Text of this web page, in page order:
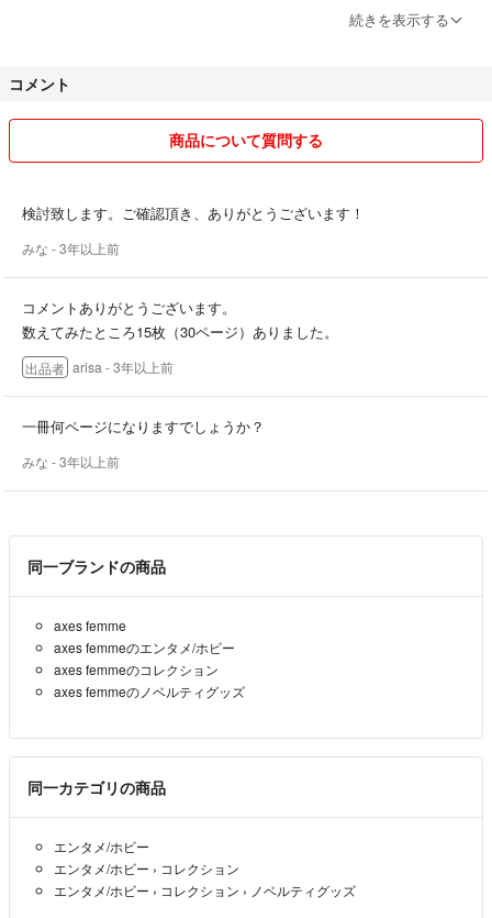
A4の封筒に入るサイズより大きいものに関しては、
詳しい包装方法等は取引の際にご質問ください。
また、商品によっては多少の値下げ交渉は可能なので、お気軽にコメン
価格交渉中などでも、先に購入された方を優先させていただきますの
で、ご了承ください。
続きを表示する
コメント
商品について質問する
検討致します。ご確認頂き、ありがとうございます！
みな - 3年以上前
コメントありがとうございます。
数えてみたところ15枚（30ページ）ありました。
出品者 arisa- 3年以上前
一冊何ページになりますでしょうか？
みな - 3年以上前
同一ブランドの商品
axes femme
axes femmeのエンタメ/ホビー
axes femmeのコレクション
axes femmeのノベルティグッズ
同一カテゴリの商品
エンタメ/ホビー
エンタメ/ホビー › コレクション
エンタメ/ホビー › コレクション › ノベルティグッズ